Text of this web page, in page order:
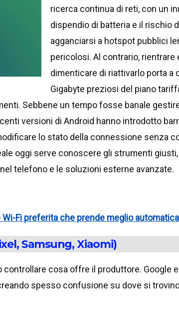
ricerca continua di reti, con un
dispendio di batteria e il rischio
agganciarsi a hotspot pubblici
pericolosi. Al contrario, rientrare
dimenticare di riattivarlo porta a
Gigabyte preziosi del piano
Sebbene un tempo fosse banale
versioni di Android hanno introdotto
lo stato della connessione senza
oggi serve conoscere gli strumenti giusti,
telefono e le soluzioni esterne avanzate.
Wi-Fi preferita che prende meglio
Samsung, Xiaomi)
controllare cosa offre il produttore. Google
spesso confusione su dove si